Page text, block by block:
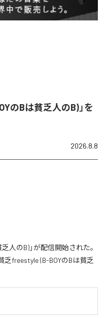
のBは貧乏人のB)」を
2026.8.8
人のB)」が配信開始された。
freestyle (B-BOYのBは貧乏